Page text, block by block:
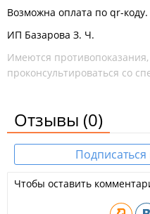
Возможна оплата по qr-коду.
ИП Базарова З. Ч.
Имеются
проконсультироваться со
Отзывы (0)
Чтобы оставить